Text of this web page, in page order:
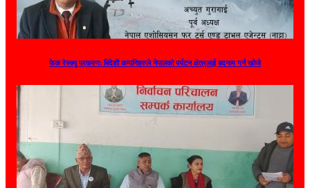
फेक रेस्क्यु प्रकरणः बिदेशी कम्पनिहरुले नेपालको पर्यटन क्षेत्रलाई बदनाम गर्न खोजे